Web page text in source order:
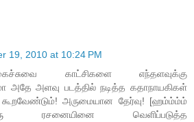
19, 2010 at 10:24 PM
காட்சிகளை எந்தளவுக்கு
அதே அளவு படத்தில் நடித்த கதாநாயகிகள்
கூறவேண்டும்! அருமையான தேர்வு! [ஹம்ம்ம்ம்
ரசனையினை வெளிப்படுத்த